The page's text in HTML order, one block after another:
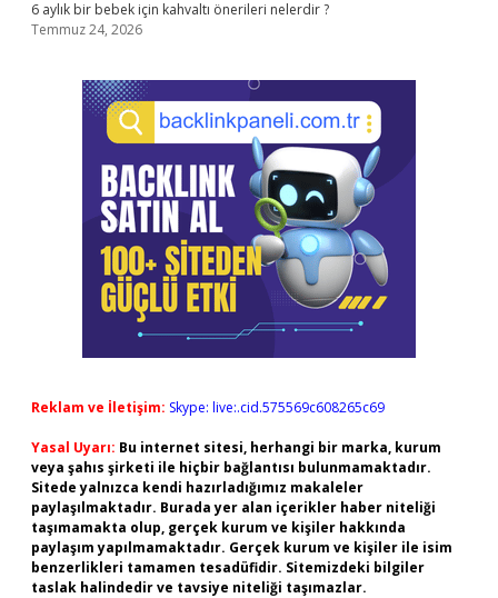
6 aylık bir bebek için kahvaltı önerileri nelerdir ?
Temmuz 24, 2026
Reklam ve İletişim: Skype: live:.cid.575569c608265c69
Yasal Uyarı: Bu internet sitesi, herhangi bir marka, kurum
veya şahıs şirketi ile hiçbir bağlantısı bulunmamaktadır.
Sitede yalnızca kendi hazırladığımız makaleler
paylaşılmaktadır. Burada yer alan içerikler haber niteliği
taşımamakta olup, gerçek kurum ve kişiler hakkında
paylaşım yapılmamaktadır. Gerçek kurum ve kişiler ile isim
benzerlikleri tamamen tesadüfidir. Sitemizdeki bilgiler
taslak halindedir ve tavsiye niteliği taşımazlar.